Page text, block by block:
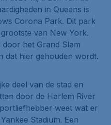
in Queens is
Corona Park. Dit park
van New York.
door het Grand Slam
dat hier gehouden wordt.
deel van de stad en
door de Harlem River
weet wat er
Stadium. Een